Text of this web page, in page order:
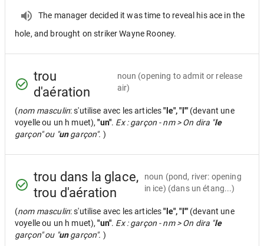
The manager decided it was time to reveal his ace in the
hole, and brought on striker Wayne Rooney.
trou
d'aération
noun (opening to admit or release
air)
(nom masculin: s'utilise avec les articles"le", "l'" (devant une
voyelle ou un h muet),"un". Ex : garçon - nm > On dira "le
garçon" ou "ungarçon". )
trou dans la glace,
trou d'aération
noun (pond, river: opening
in ice) (dans un étang...)
(nom masculin: s'utilise avec les articles"le", "l'" (devant une
voyelle ou un h muet),"un". Ex : garçon - nm > On dira "le
garçon" ou "ungarçon". )